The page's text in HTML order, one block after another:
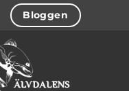
Bloggen